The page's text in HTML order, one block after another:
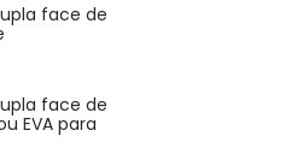
face de
face de
EVA para